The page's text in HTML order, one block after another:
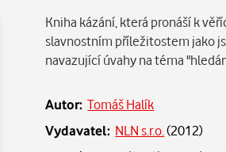
Kniha kázání, která pronáší k
slavnostním příležitostem jako
navazující úvahy na téma
Autor: Tomáš Halík
Vydavatel: NLN s.r.o. (2012)